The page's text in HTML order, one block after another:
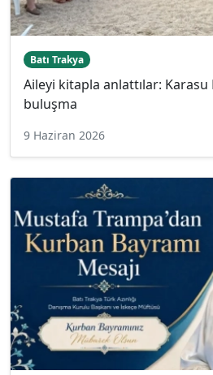
Batı Trakya
Aileyi kitapla anlattılar: Karasu
buluşma
9 Haziran 2026